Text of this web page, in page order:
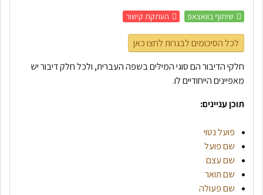
שיתוף בוואצאפ העתקת קישור
לכל הסיכומים לבגרות לחצו כאן
חלקי הדיבור הם סוגי המילים בשפה העברית, ולכל חלק דיבור יש
מאפיינים הייחודיים לו.
תוכן עניינים:
פועל נטוי
שם פועל
שם עצם
שם תואר
שם פעולה